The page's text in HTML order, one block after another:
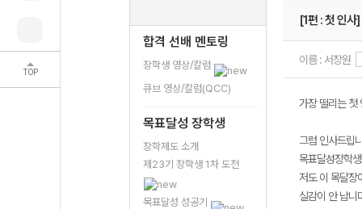
TOP
합격 선배 멘토링
장학생 영상/칼럼
큐브 영상/칼럼(QCC)
목표달성 장학생
장학제도 소개
제23기 장학생 1차 도전
목표달성 성공기
[1편 : 첫 인사]
이름 : 서장원
가장 떨리는 첫
그럼 인사드립
목표달성장학
저도 이 목달장
실감이 안 납니